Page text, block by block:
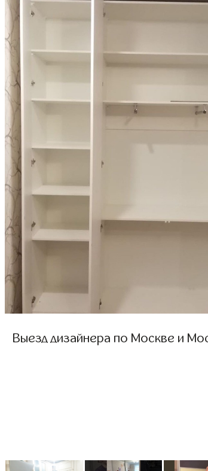
Выезд дизайнера по Москве и